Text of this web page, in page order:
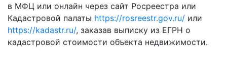
в МФЦ или онлайн через сайт Росреестра или
Кадастровой палаты https://rosreestr.gov.ru/ или
https://kadastr.ru/, заказав выписку из ЕГРН о
кадастровой стоимости объекта недвижимости.